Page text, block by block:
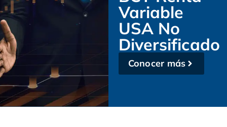
Variable
USA No
Diversificado
Conocer más